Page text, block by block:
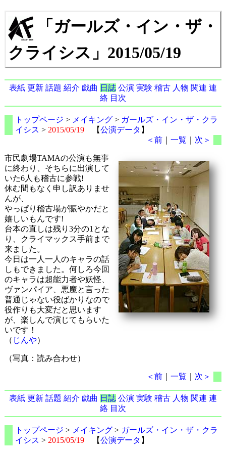
「ガールズ・イン・ザ・
クライシス」2015/05/19
表紙 更新 話題 紹介 戯曲 日誌 公演 実験 稽古 人物 関連 連
絡 目次
トップページ > メイキング> ガールズ・イン・ザ・クラ
イシス > 2015/05/19【公演データ 】
＜前 ｜一覧 次＞
市民劇場TAMAの公演も無事
に終わり、そちらに出演して
いた6人も稽古に参戦!
休む間もなく申し訳ありませ
んが、
やっぱり稽古場が賑やかだと
嬉しいもんです!
台本の直しは残り3分の1とな
り、クライマックス手前まで
来ました。
今日は一人一人のキャラの話
しもできました。何しろ今回
のキャラは超能力者や妖怪、
ヴァンパイア、悪魔と言った
普通じゃない役ばかりなので
役作りも大変だと思います
が、楽しんで演じてもらいた
いです！
（ じんや）
（写真：読み合わせ）
＜前 ｜一覧 次＞
表紙 更新 話題 紹介 戯曲 日誌 公演 実験 稽古 人物 関連 連
絡 目次
トップページ > メイキング> ガールズ・イン・ザ・クラ
イシス > 2015/05/19【公演データ 】